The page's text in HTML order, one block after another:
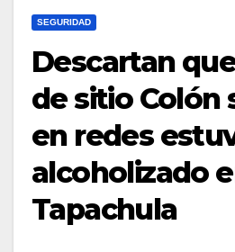
SEGURIDAD
Descartan
de sitio Colón
en redes
alcoholizado
Tapachula